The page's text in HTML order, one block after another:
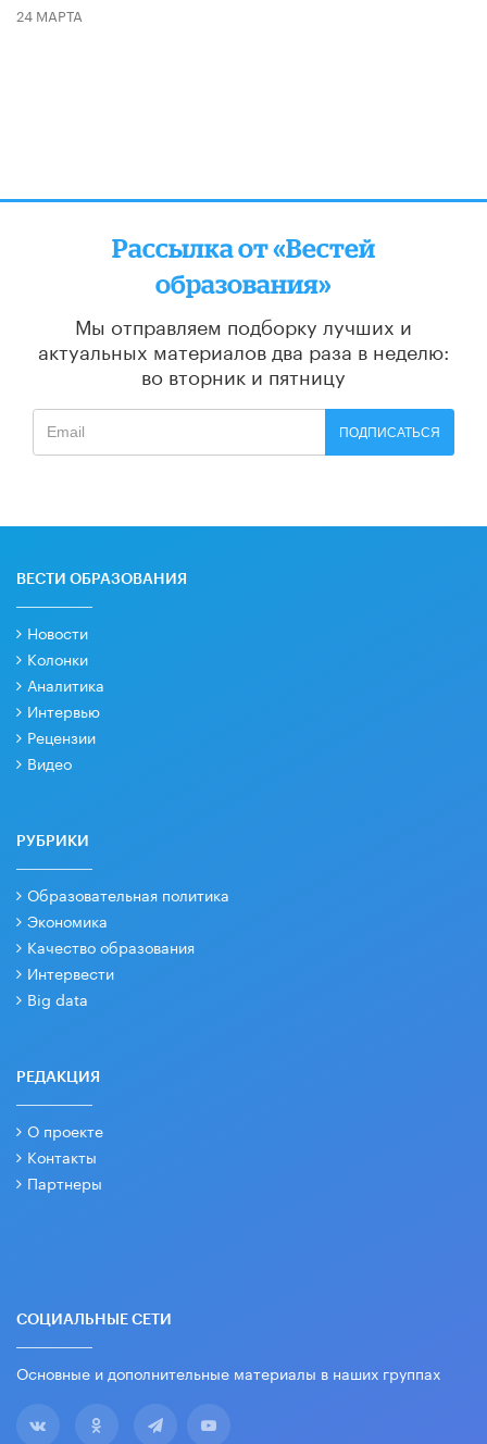
24 МАРТА
Рассылка от «Вестей
образования»
Мы отправляем подборку лучших и
актуальных материалов два раза в неделю:
во вторник и пятницу
ПОДПИСАТЬСЯ
ВЕСТИ ОБРАЗОВАНИЯ
Новости
Колонки
Аналитика
Интервью
Рецензии
Видео
РУБРИКИ
Образовательная политика
Экономика
Качество образования
Интервести
Big data
РЕДАКЦИЯ
О проекте
Контакты
Партнеры
СОЦИАЛЬНЫЕ СЕТИ
Основные и дополнительные материалы в наших группах